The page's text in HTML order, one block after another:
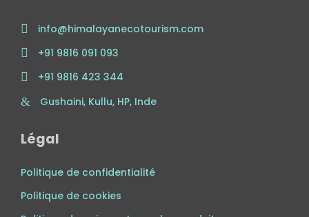
info@himalayanecotourism.com
+91 9816 091 093
+91 9816 423 344
Gushaini, Kullu, HP, Inde
Légal
Politique de confidentialité
Politique de cookies